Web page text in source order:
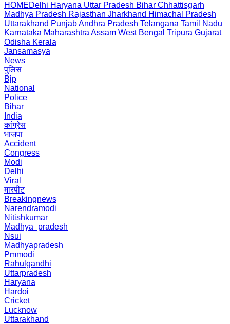
HOMEDelhi Haryana Uttar Pradesh Bihar Chhattisgarh
Madhya Pradesh Rajasthan Jharkhand Himachal Pradesh
Uttarakhand PunjabAndhra Pradesh Telangana Tamil Nadu
Karnataka Maharashtra Assam West Bengal Tripura Gujarat
Odisha Kerala
Jansamasya
News
पुलिस
Bjp
National
Police
Bihar
India
कांग्रेस
भाजपा
Accident
Congress
Modi
Delhi
Viral
मारपीट
Breakingnews
Narendramodi
Nitishkumar
Madhya_pradesh
Nsui
Madhyapradesh
Pmmodi
Rahulgandhi
Uttarpradesh
Haryana
Hardoi
Cricket
Lucknow
Uttarakhand